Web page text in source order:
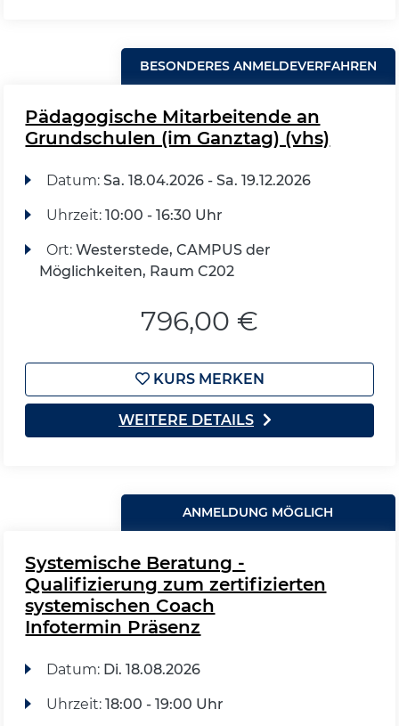
BESONDERES ANMELDEVERFAHREN
Pädagogische Mitarbeitende an
Grundschulen (im Ganztag) (vhs)
Datum: Sa. 18.04.2026 - Sa. 19.12.2026
Uhrzeit: 10:00 - 16:30 Uhr
Ort: Westerstede, CAMPUS der
Möglichkeiten, Raum C202
796,00 €
KURS MERKEN
WEITERE DETAILS
ANMELDUNG MÖGLICH
Systemische Beratung -
Qualifizierung zum zertifizierten
systemischen Coach
Infotermin Präsenz
Datum: Di. 18.08.2026
Uhrzeit: 18:00 - 19:00 Uhr